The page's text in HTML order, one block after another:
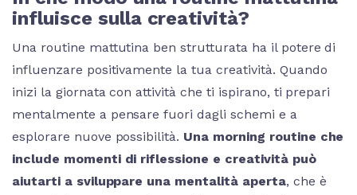
influisce sulla creatività?
Una routine mattutina ben strutturata ha il potere di
influenzare positivamente la tua creatività. Quando
inizi la giornata con attività che ti ispirano, ti prepari
mentalmente a pensare fuori dagli schemi e a
esplorare nuove possibilità. Una morning routine che
include momenti di riflessione e creatività può
aiutarti a sviluppare una mentalità aperta, che è